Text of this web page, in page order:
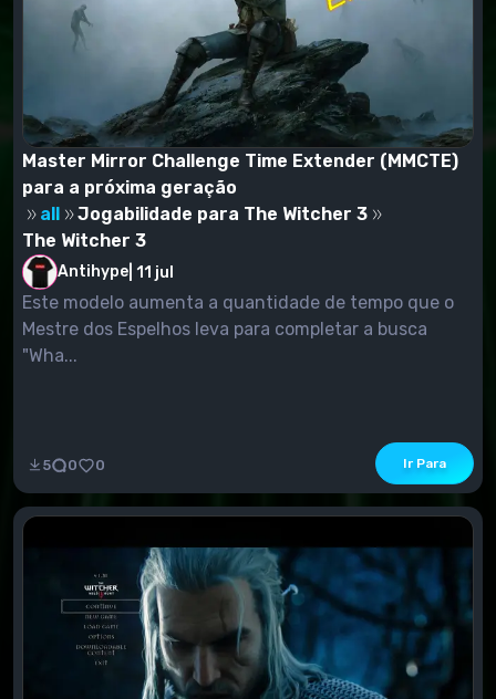
Master Mirror Challenge Time Extender (MMCTE)
para a próxima geração
all
Jogabilidade para The Witcher 3
The Witcher 3
Antihype 11 jul
Este modelo aumenta a quantidade de tempo que o
Mestre dos Espelhos leva para completar a busca
"Wha...
5 0 0 Ir Para